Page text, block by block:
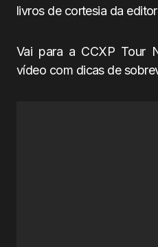
livros de cortesia da
Vai para a CCXP Tour
vídeo com dicas de